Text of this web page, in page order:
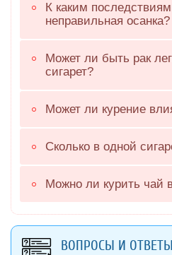
К каким
неправильная осанка?
Может ли быть рак
сигарет?
Может ли курение
Сколько в одной
Можно ли курить чай
ВОПРОСЫ И ОТВЕТЫ